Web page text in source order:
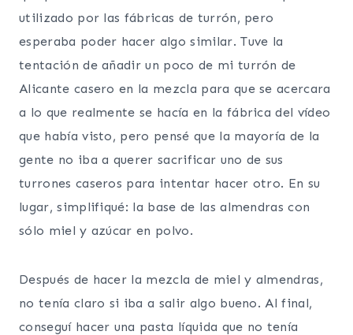
utilizado por las fábricas de turrón, pero
esperaba poder hacer algo similar. Tuve la
tentación de añadir un poco de mi turrón de
Alicante casero en la mezcla para que se acercara
a lo que realmente se hacía en la fábrica del vídeo
que había visto, pero pensé que la mayoría de la
gente no iba a querer sacrificar uno de sus
turrones caseros para intentar hacer otro. En su
lugar, simplifiqué: la base de las almendras con
sólo miel y azúcar en polvo.
Después de hacer la mezcla de miel y almendras,
no tenía claro si iba a salir algo bueno. Al final,
conseguí hacer una pasta líquida que no tenía